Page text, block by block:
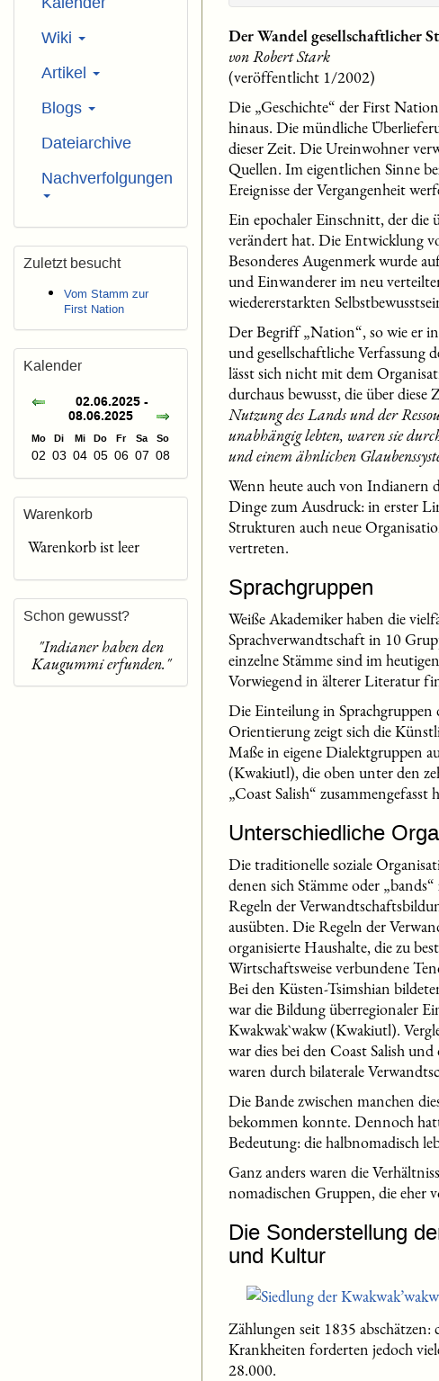
Der Wandel gesellschaftlicher
von Robert Stark
(veröffentlicht 1/2002)
Die „Geschichte“ der First
hinaus. Die mündliche
dieser Zeit. Die Ureinwohner
Quellen. Im eigentlichen Sinne
Ereignisse der Vergangenheit
Ein epochaler Einschnitt, der die
verändert hat. Die Entwicklung
Besonderes Augenmerk wurde
und Einwanderer im neu
wiedererstarkten
Der Begriff „Nation“, so wie er
und gesellschaftliche
lässt sich nicht mit dem
durchaus bewusst, die über
Nutzung des Lands und der
unabhängig lebten, waren sie
und einem ähnlichen
Wenn heute auch von Indianern
Dinge zum Ausdruck: in erster
Strukturen auch neue
vertreten.
Sprachgruppen
Weiße Akademiker haben die
Sprachverwandtschaft in 10
einzelne Stämme sind im
Vorwiegend in älterer Literatur
Die Einteilung in
Orientierung zeigt sich die
Maße in eigene Dialektgruppen
(Kwakiutl), die oben unter den
„Coast Salish“ zusammengefasst
Unterschiedliche
Die traditionelle soziale
denen sich Stämme oder
Regeln der
ausübten. Die Regeln der
organisierte Haushalte, die zu
Wirtschaftsweise verbundene
Bei den Küsten-Tsimshian
war die Bildung überregionaler
Kwakwak`wakw (Kwakiutl).
war dies bei den Coast Salish
waren durch bilaterale
Die Bande zwischen manchen
bekommen konnte. Dennoch
Bedeutung: die halbnomadisch
Ganz anders waren die
nomadischen Gruppen, die eher
Die Sonderstellung
und Kultur
Zählungen seit 1835
Krankheiten forderten jedoch
28.000.
Wiki
Artikel
Blogs
Dateiarchive
Nachverfolgungen
Zuletzt besucht
Vom Stamm zur
First Nation
Kalender
02.06.2025 -
08.06.2025
Mo Di Mi Do Fr Sa So
02 03 04 05 06 07 08
Warenkorb
Warenkorb ist leer
Schon gewusst?
"Indianer haben den
Kaugummi erfunden."